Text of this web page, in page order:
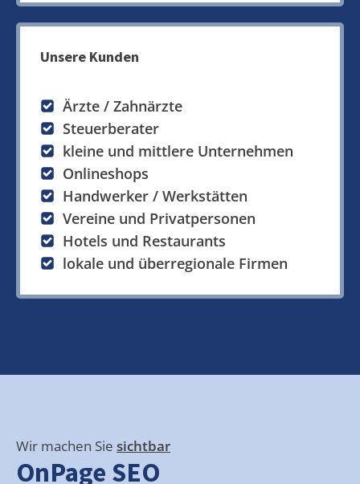
Unsere Kunden
Ärzte / Zahnärzte
Steuerberater
kleine und mittlere Unternehmen
Onlineshops
Handwerker / Werkstätten
Vereine und Privatpersonen
Hotels und Restaurants
lokale und überregionale Firmen
Wir machen Sie sichtbar
OnPage SEO